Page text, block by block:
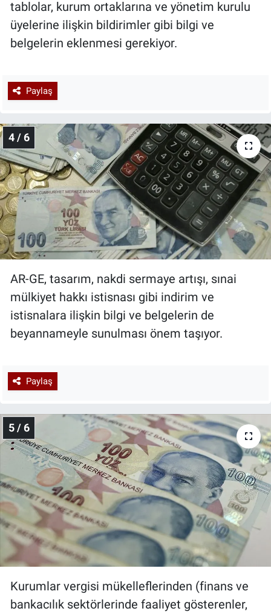
tablolar, kurum ortaklarına ve yönetim kurulu
üyelerine ilişkin bildirimler gibi bilgi ve
belgelerin eklenmesi gerekiyor.
Paylaş
4 / 6
AR-GE, tasarım, nakdi sermaye artışı, sınai
mülkiyet hakkı istisnası gibi indirim ve
istisnalara ilişkin bilgi ve belgelerin de
beyannameyle sunulması önem taşıyor.
Paylaş
5 / 6
Kurumlar vergisi mükelleflerinden (finans ve
bankacılık sektörlerinde faaliyet gösterenler,